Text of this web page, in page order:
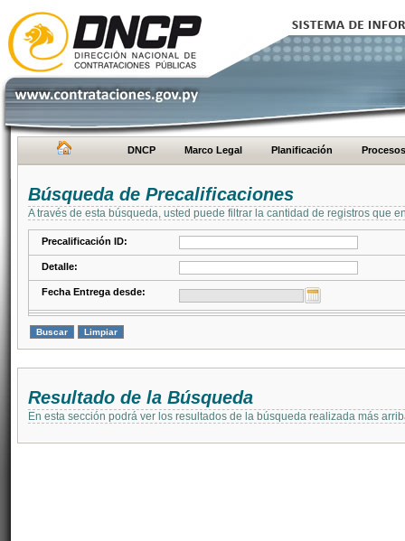
DNCP Marco Legal Planificación Procesos
Búsqueda de Precalificaciones
A través de esta búsqueda, usted puede filtrar la cantidad de registros que
Precalificación ID:
Detalle:
Fecha Entrega desde:
Resultado de la Búsqueda
En esta sección podrá ver los resultados de la búsqueda realizada más